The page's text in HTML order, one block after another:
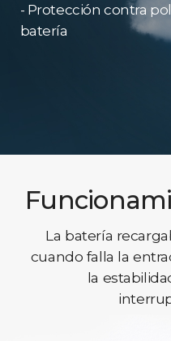
- Protección contra
batería
La batería
cuando falla la
la